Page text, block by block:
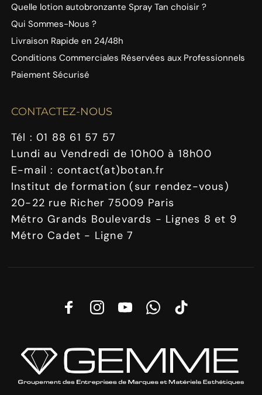
Quelle lotion autobronzante Spray Tan choisir ?
Qui Sommes-Nous ?
Livraison Rapide en 24/48h
Conditions Commerciales Réservées aux Professionnels
Paiement Sécurisé
CONTACTEZ-NOUS
Tél : 01 88 61 57 57
Lundi au Vendredi de 10h00 à 18h00
E-mail : contact(at)botan.fr
Institut de formation (sur rendez-vous)
20-22 rue Richer 75009 Paris
Métro Grands Boulevards - Lignes 8 et 9
Métro Cadet - Ligne 7